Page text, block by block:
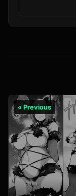
« Previous